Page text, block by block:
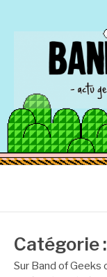
BAND
Actu Geek d'hier et
Catégorie :
Sur Band of Geeks